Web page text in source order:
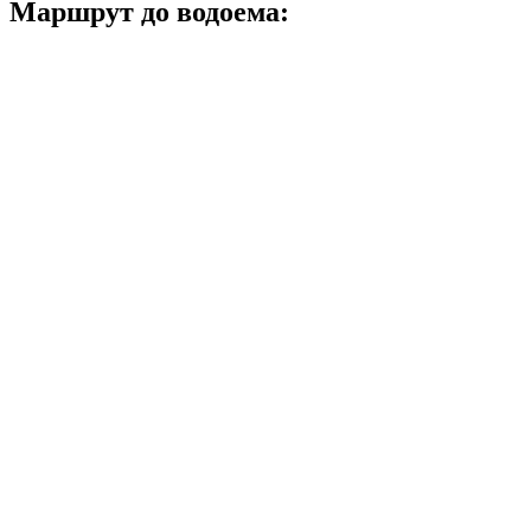
Маршрут до водоема: